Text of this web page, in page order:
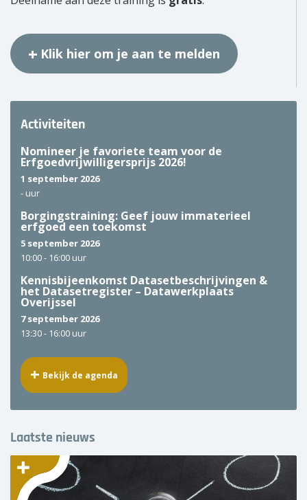
Klik hier om je aan te melden
Activiteiten
Nomineer je favoriete team voor de
Erfgoedvrijwilligersprijs 2026!
1 september 2026
- uur
Borgingstraining: Geef jouw immaterieel
erfgoed een toekomst
5 september 2026
10:00 - 16:00 uur
Kennisbijeenkomst Datasetbeschrijvingen &
het Datasetregister – Datawerkplaats
Overijssel
7 september 2026
13:30 - 16:00 uur
Bekijk de agenda
Laatste nieuws